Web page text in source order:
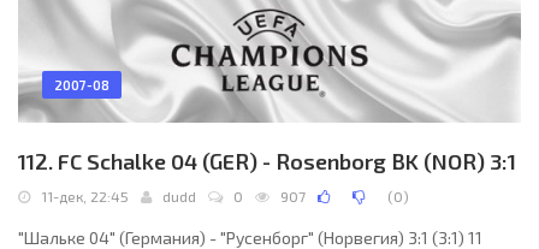
2007-08
112. FC Schalke 04 (GER) - Rosenborg BK (NOR) 3:1
11-дек, 22:45 dudd 0 907 (0)
"Шальке 04" (Германия) - "Русенборг" (Норвегия) 3:1 (3:1) 11